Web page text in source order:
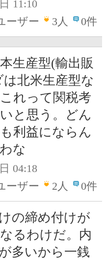
11:10
ーザー
3人 0件
生産型(輸出販
北米生産型な
れって関税考
と思う。どん
利益にならん
な
04:18
ーザー
2人 0件
の締め付けが
るわけだ。内
多いから一銭